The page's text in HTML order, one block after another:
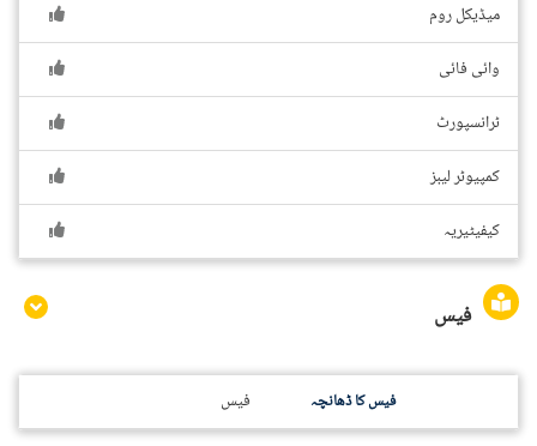
میڈیکل روم
وائی فائی
ٹرانسپورٹ
کمپیوٹر لیبز
کیفیٹیریہ
فیس
فیس فیس کا ڈھانچہ